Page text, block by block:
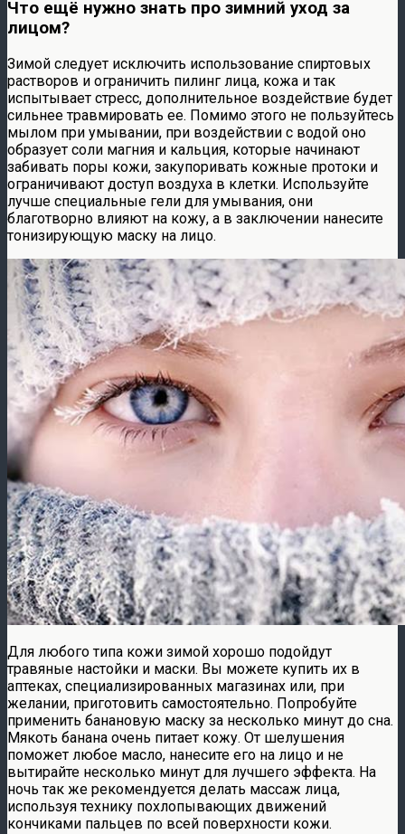
Что ещё нужно знать про зимний уход за
лицом?
Зимой следует исключить использование спиртовых
растворов и ограничить пилинг лица, кожа и так
испытывает стресс, дополнительное воздействие будет
сильнее травмировать ее. Помимо этого не пользуйтесь
мылом при умывании, при воздействии с водой оно
образует соли магния и кальция, которые начинают
забивать поры кожи, закупоривать кожные протоки и
ограничивают доступ воздуха в клетки. Используйте
лучше специальные гели для умывания, они
благотворно влияют на кожу, а в заключении нанесите
тонизирующую маску на лицо.
Для любого типа кожи зимой хорошо подойдут
травяные настойки и маски. Вы можете купить их в
аптеках, специализированных магазинах или, при
желании, приготовить самостоятельно. Попробуйте
применить банановую маску за несколько минут до сна.
Мякоть банана очень питает кожу. От шелушения
поможет любое масло, нанесите его на лицо и не
вытирайте несколько минут для лучшего эффекта. На
ночь так же рекомендуется делать массаж лица,
используя технику похлопывающих движений
кончиками пальцев по всей поверхности кожи.